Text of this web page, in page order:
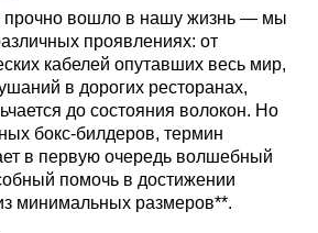
прочно вошло в нашу жизнь — мы
проявлениях: от
кабелей опутавших весь мир,
в дорогих ресторанах,
до состояния волокон. Но
бокс-билдеров, термин
в первую очередь волшебный
помочь в достижении
минимальных размеров**.